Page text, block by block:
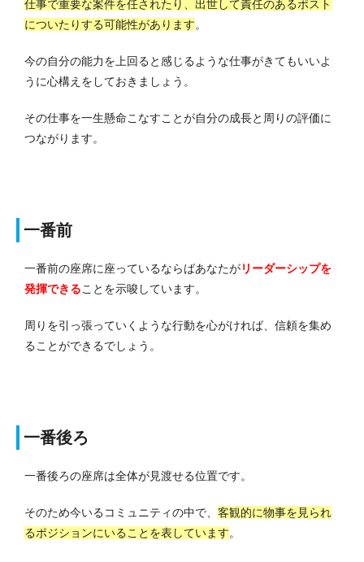
仕事で重要な案件を任されたり、出世して責任のあるポスト
についたりする可能性があります。
今の自分の能力を上回ると感じるような仕事がきてもいいよ
うに心構えをしておきましょう。
その仕事を一生懸命こなすことが自分の成長と周りの評価に
つながります。
一番前
一番前の座席に座っているならばあなたがリーダーシップを
発揮できることを示唆しています。
周りを引っ張っていくような行動を心がければ、信頼を集め
ることができるでしょう。
一番後ろ
一番後ろの座席は全体が見渡せる位置です。
そのため今いるコミュニティの中で、 客観的に物事を見られ
るポジションにいることを表しています。